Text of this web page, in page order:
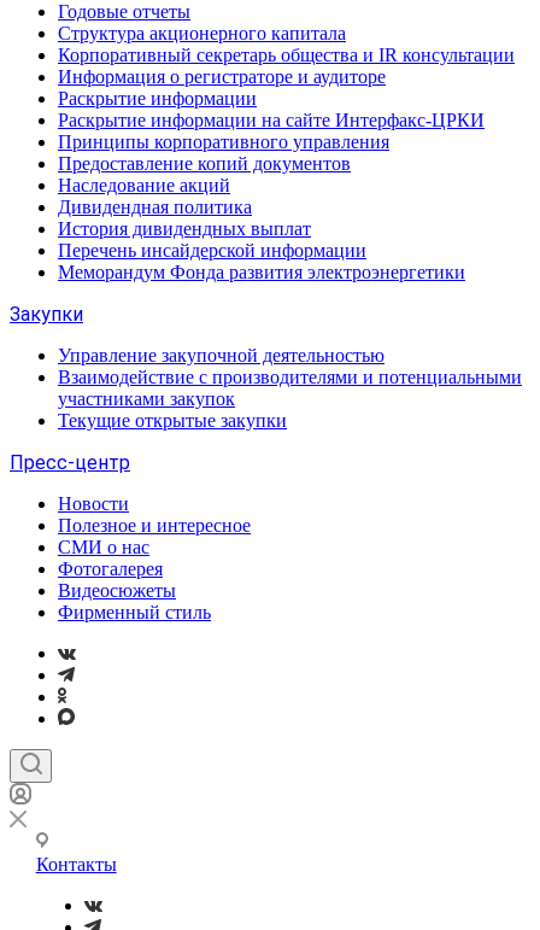
Годовые отчеты
Структура акционерного капитала
Корпоративный секретарь общества и IR консультации
Информация о регистраторе и аудиторе
Раскрытие информации
Раскрытие информации на сайте Интерфакс-ЦРКИ
Принципы корпоративного управления
Предоставление копий документов
Наследование акций
Дивидендная политика
История дивидендных выплат
Перечень инсайдерской информации
Меморандум Фонда развития электроэнергетики
Закупки
Управление закупочной деятельностью
Взаимодействие с производителями и потенциальными
участниками закупок
Текущие открытые закупки
Пресс-центр
Новости
Полезное и интересное
СМИ о нас
Фотогалерея
Видеосюжеты
Фирменный стиль
Контакты